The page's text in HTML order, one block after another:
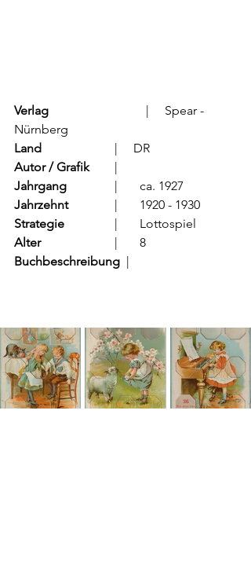
Verlag
Nürnberg
Land
			  |     DR
Autor / Grafik
Jahrgang
		  |	ca. 1927
Jahrzehnt
		  |	1920 - 1930
Strategie
		  |	Lottospiel
Alter
			  |	8
Buchbeschreibung